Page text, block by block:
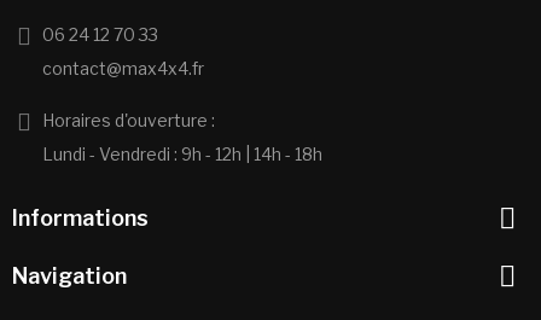
06 24 12 70 33
contact@max4x4.fr
Horaires d'ouverture :
Lundi - Vendredi : 9h - 12h | 14h - 18h
Informations 
Navigation 